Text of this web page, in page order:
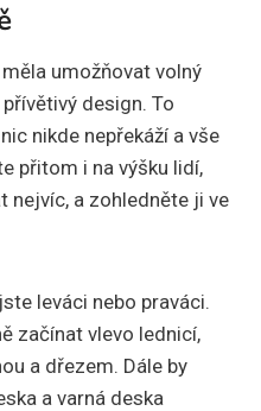
umožňovat volný
design. To
nikde nepřekáží a vše
přitom i na výšku lidí,
nejvíc, a zohledněte ji ve
leváci nebo praváci.
začínat vlevo lednicí,
a dřezem. Dále by
a varná deska